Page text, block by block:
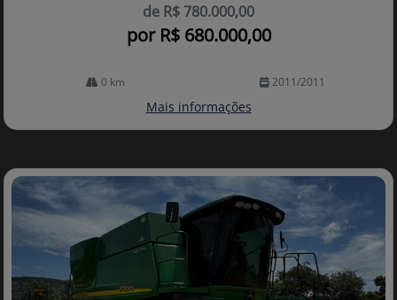
de R$ 780.000,00
por R$ 680.000,00
0 km 2011/2011
Mais informações